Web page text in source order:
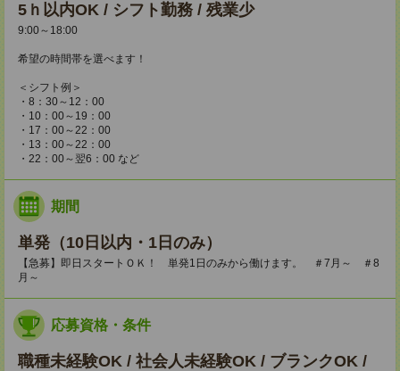
5ｈ以内OK / シフト勤務 / 残業少
9:00～18:00
希望の時間帯を選べます！
＜シフト例＞
・8：30～12：00
・10：00～19：00
・17：00～22：00
・13：00～22：00
・22：00～翌6：00 など
期間
単発（10日以内・1日のみ）
【急募】即日スタートＯＫ！ 単発1日のみから働けます。 ＃7月～ ＃8
月～
応募資格・条件
職種未経験OK / 社会人未経験OK / ブランクOK /